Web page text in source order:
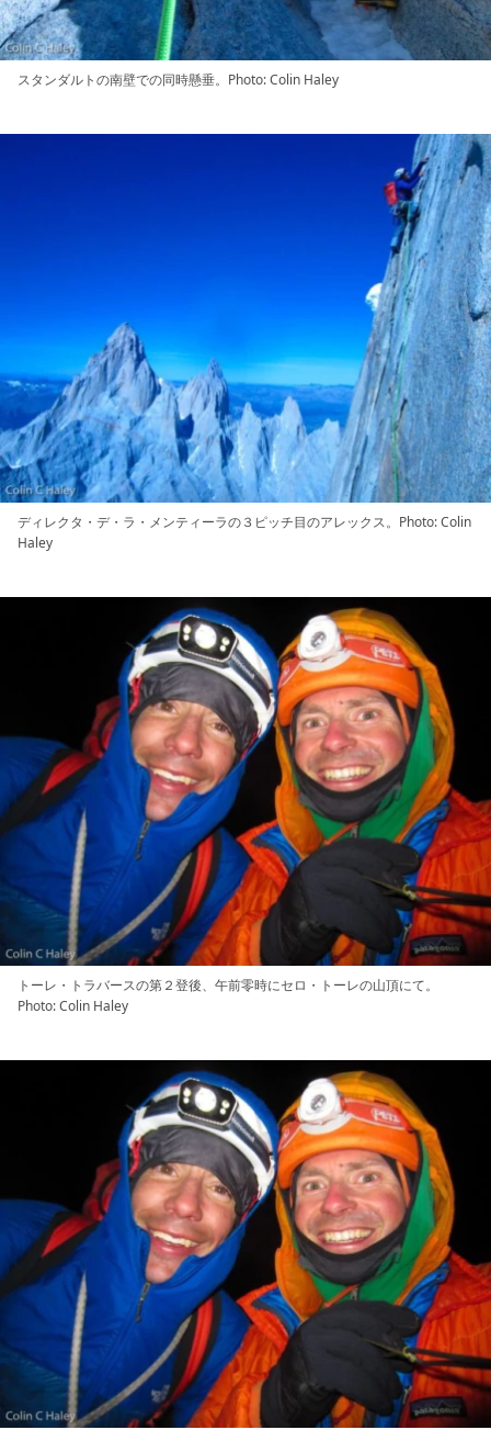
スタンダルトの南壁での同時懸垂。Photo: Colin Haley
ディレクタ・デ・ラ・メンティーラの３ピッチ目のアレックス。Photo: Colin
Haley
トーレ・トラバースの第２登後、午前零時にセロ・トーレの山頂にて。
Photo: Colin Haley